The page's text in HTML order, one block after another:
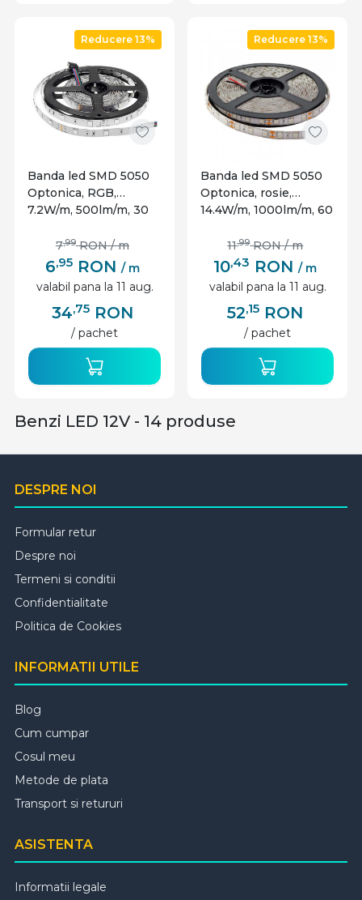
Reducere 13%
Banda led SMD 5050
Optonica, RGB,
7.2W/m, 500lm/m, 30
6,95 RON / m
7,99 RON / m
valabil pana la 11 aug.
34,75 RON
/ pachet
Reducere 13%
Banda led SMD 5050
Optonica, rosie,
14.4W/m, 1000lm/m, 60
10,43 RON / m
11,99 RON / m
valabil pana la 11 aug.
52,15 RON
/ pachet
Benzi LED 12V - 14 produse
DESPRE NOI
Formular retur
Despre noi
Termeni si conditii
Confidentialitate
Politica de Cookies
INFORMATII UTILE
Blog
Cum cumpar
Cosul meu
Metode de plata
Transport si retururi
ASISTENTA
Informatii legale